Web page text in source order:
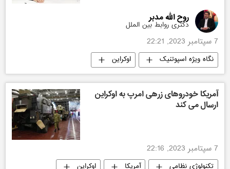
روح الله مدبر
دکتری روابط بین الملل
7 سپتامبر 2023, 22:21
نگاه ویژه اسپوتنیک
اوکراین
سیاسی
آمریکا روح الله مدبر
آمریکا خودروهای زرهی امرپ به اوکراین
ارسال می کند
7 سپتامبر 2023, 22:16